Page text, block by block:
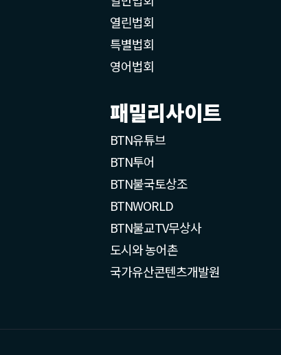
열린법회
특별법회
영어법회
패밀리사이트
BTN유튜브
BTN투어
BTN불국토상조
BTNWORLD
BTN불교TV무상사
도시와 농어촌
국가유산콘텐츠개발원